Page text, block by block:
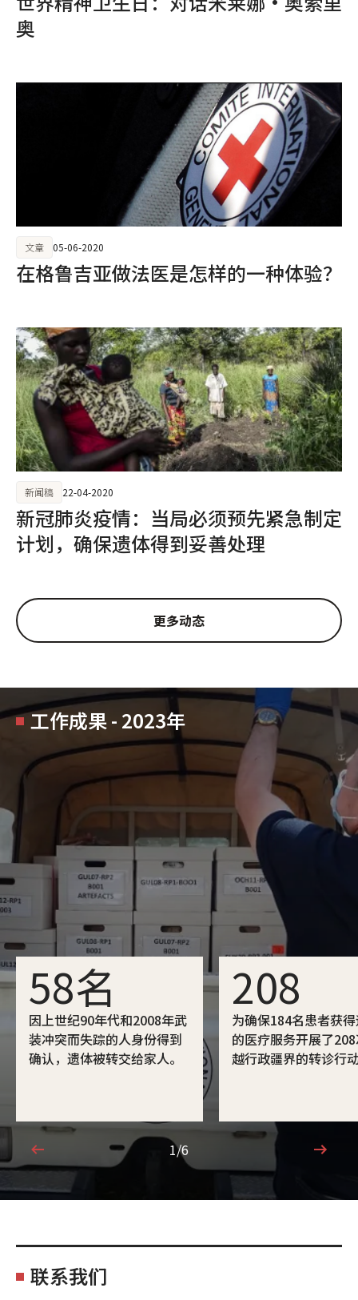
奥
在格鲁吉亚做法医是怎样的一种体验？
文章 05-06-2020
新冠肺炎疫情：当局必须预先紧急制定
计划，确保遗体得到妥善处理
新闻稿 22-04-2020
更多动态
工作成果 - 2023年
58名
因上世纪90年代和2008年武
装冲突而失踪的人身份得到
确认，遗体被转交给家人。
208
为确保184名患者获
的医疗服务开展了
越行政疆界的转诊行
1/6
1/6
联系我们